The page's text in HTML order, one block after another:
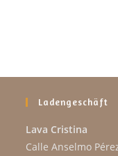
Ladengeschäft
Lava Cristina
Calle Anselmo